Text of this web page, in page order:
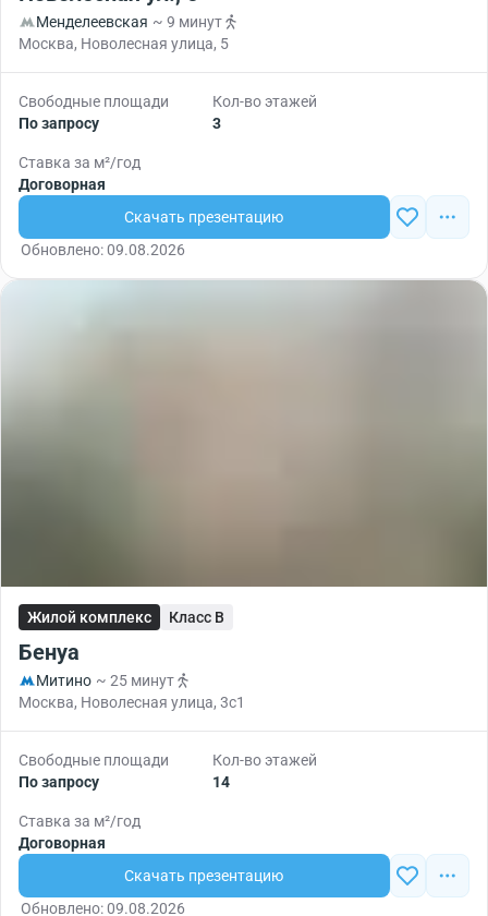
Менделеевская ~ 9 минут
Москва, Новолесная улица, 5
Свободные площади
По запросу
Кол-во этажей
3
Ставка за м²/год
Договорная
Скачать презентацию
Обновлено: 09.08.2026
Жилой комплекс Класс B
Бенуа
Митино ~ 25 минут
Москва, Новолесная улица, 3с1
Свободные площади
По запросу
Кол-во этажей
14
Ставка за м²/год
Договорная
Скачать презентацию
Обновлено: 09.08.2026